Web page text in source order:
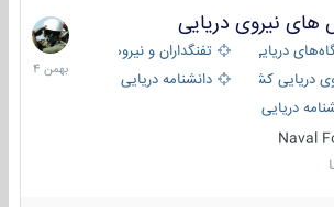
نیروی دریایی
دریایی
تفنگداران و نیروهای ویژه‌ی دریایی
دریایی کشورهای مختلفدانشنامه دریایی
دریایی کپی
Naval
22
بهمن
1404